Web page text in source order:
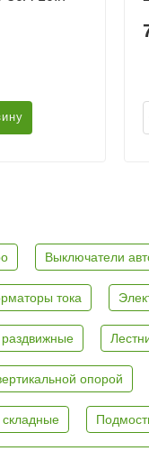
Выключатели
тока
опорой